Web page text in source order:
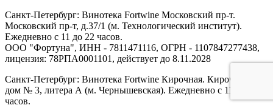
Санкт-Петербург: Винотека Fortwine Московский пр-т.
Московский пр-т, д.37/1 (м. Технологический институт).
Ежедневно с 11 до 22 часов.
ООО "Фортуна", ИНН - 7811471116, ОГРН - 1107847277438,
лицензия: 78РПА0001101, действует до 8.11.2028
Санкт-Петербург: Винотека Fortwine Кирочная. Кирочная ул,
дом № 3, литера А (м. Чернышевская). Ежедневно с 11 до 22
часов.